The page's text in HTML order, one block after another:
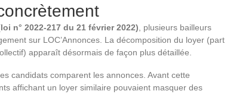
n° 2022-217 du 21 février 2022) , plusieurs bailleurs
sur LOC’Annonces. La décomposition du loyer (part
apparaît désormais de façon plus détaillée.
candidats comparent les annonces. Avant cette
affichant un loyer similaire pouvaient masquer des